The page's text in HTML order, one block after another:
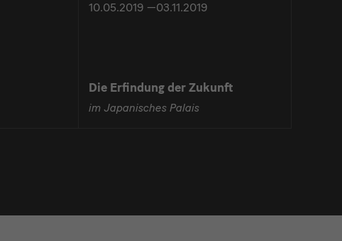
10.05.2019 —03.11.2019
Die Erfindung der Zukunft
im Japanisches Palais